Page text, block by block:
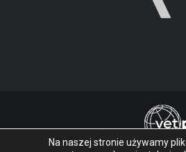
Na naszej stronie używamy